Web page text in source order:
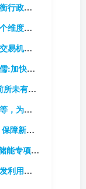
格手段
能力建设
交易试点
排放权期货
有”！
出巨大贡献
展的通知
项目清单
地建设